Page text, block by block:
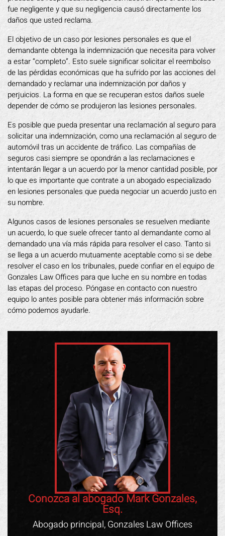
fue negligente y que su negligencia causó directamente los
daños que usted reclama.
El objetivo de un caso por lesiones personales es que el
demandante obtenga la indemnización que necesita para volver
a estar “completo”. Esto suele significar solicitar el reembolso
de las pérdidas económicas que ha sufrido por las acciones del
demandado y reclamar una indemnización por daños y
perjuicios. La forma en que se recuperan estos daños suele
depender de cómo se produjeron las lesiones personales.
Es posible que pueda presentar una reclamación al seguro para
solicitar una indemnización, como una reclamación al seguro de
automóvil tras un accidente de tráfico. Las compañías de
seguros casi siempre se opondrán a las reclamaciones e
intentarán llegar a un acuerdo por la menor cantidad posible, por
lo que es importante que contrate a un abogado especializado
en lesiones personales que pueda negociar un acuerdo justo en
su nombre.
Algunos casos de lesiones personales se resuelven mediante
un acuerdo, lo que suele ofrecer tanto al demandante como al
demandado una vía más rápida para resolver el caso. Tanto si
se llega a un acuerdo mutuamente aceptable como si se debe
resolver el caso en los tribunales, puede confiar en el equipo de
Gonzales Law Offices para que luche en su nombre en todas
las etapas del proceso. Póngase en contacto con nuestro
equipo lo antes posible para obtener más información sobre
cómo podemos ayudarle.
Conozca al abogado Mark Gonzales,
Esq.
Abogado principal, Gonzales Law Offices